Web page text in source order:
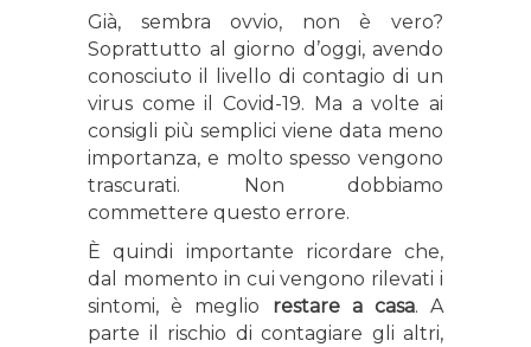
Già, sembra ovvio, non è vero?
Soprattutto al giorno d’oggi, avendo
conosciuto il livello di contagio di un
virus come il Covid-19. Ma a volte ai
consigli più semplici viene data meno
importanza, e molto spesso vengono
trascurati. Non dobbiamo
commettere questo errore.
È quindi importante ricordare che,
dal momento in cui vengono rilevati i
sintomi, è meglio restare a casa. A
parte il rischio di contagiare gli altri,